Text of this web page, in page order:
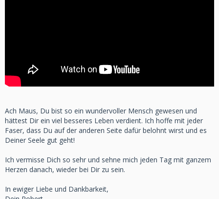
Ach Maus, Du bist so ein wundervoller Mensch gewesen und
hättest Dir ein viel besseres Leben verdient. Ich hoffe mit jeder
Faser, dass Du auf der anderen Seite dafür belohnt wirst und es
Deiner Seele gut geht!
Ich vermisse Dich so sehr und sehne mich jeden Tag mit ganzem
Herzen danach, wieder bei Dir zu sein.
In ewiger Liebe und Dankbarkeit,